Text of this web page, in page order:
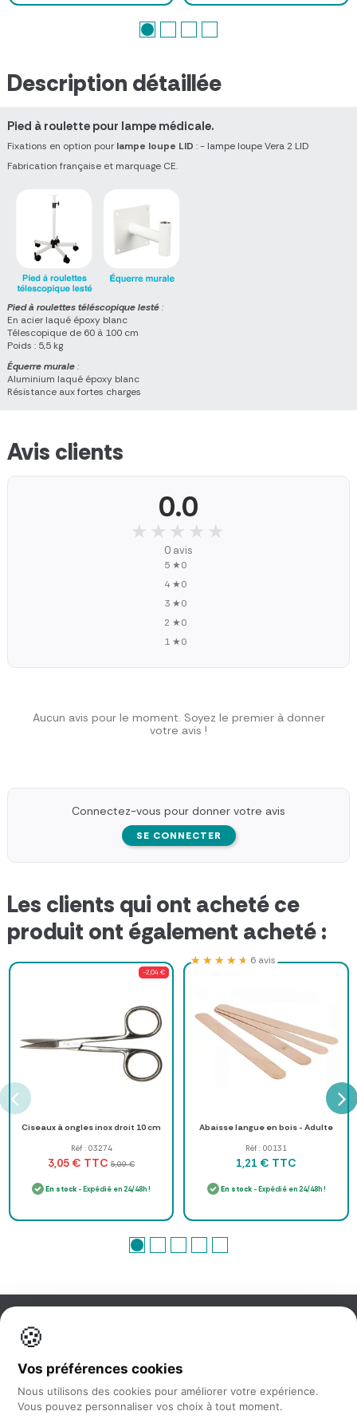
Description détaillée
Pied à roulette pour lampe médicale.
Fixations en option pour lampe loupe LID : - lampe loupe Vera 2 LID
Fabrication française et marquage CE.
Pied à roulettes téléscopique lesté:
En acier laqué époxy blanc
Télescopique de 60 à 100 cm
Poids : 5,5 kg
Équerre murale:
Aluminium laqué époxy blanc
Résistance aux fortes charges
Avis clients
0.0
★★★★★
★★★★★
0 avis
5 ★0
4 ★0
3 ★0
2 ★0
1 ★0
Aucun avis pour le moment. Soyez le premier à donner
votre avis !
Connectez-vous pour donner votre avis
SE CONNECTER
Les clients qui ont acheté ce
produit ont également acheté :
-2,04 €
Ciseaux à ongles inox droit 10 cm
Réf : 03274
3,05 € TTC 5,09 €
En stock - Expédié en 24/48h !
Abaisse langue en bois - Adulte
Réf : 00131
★★★★★
★★★★★ 6 avis
1,21 € TTC
En stock- Expédié en 24/48h !
Information
Nos services
🍪
Vos préférences cookies
Nous utilisons des cookies pour améliorer votre expérience.
Vous pouvez personnaliser vos choix à tout moment.